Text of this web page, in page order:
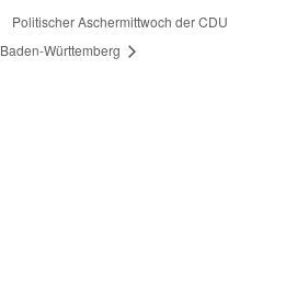
Politischer Aschermittwoch der CDU
Baden-Württemberg